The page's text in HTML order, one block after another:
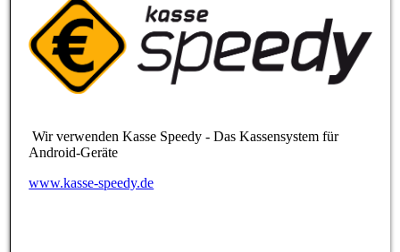
Wir verwenden Kasse Speedy - Das Kassensystem für
Android-Geräte
www.kasse-speedy.de